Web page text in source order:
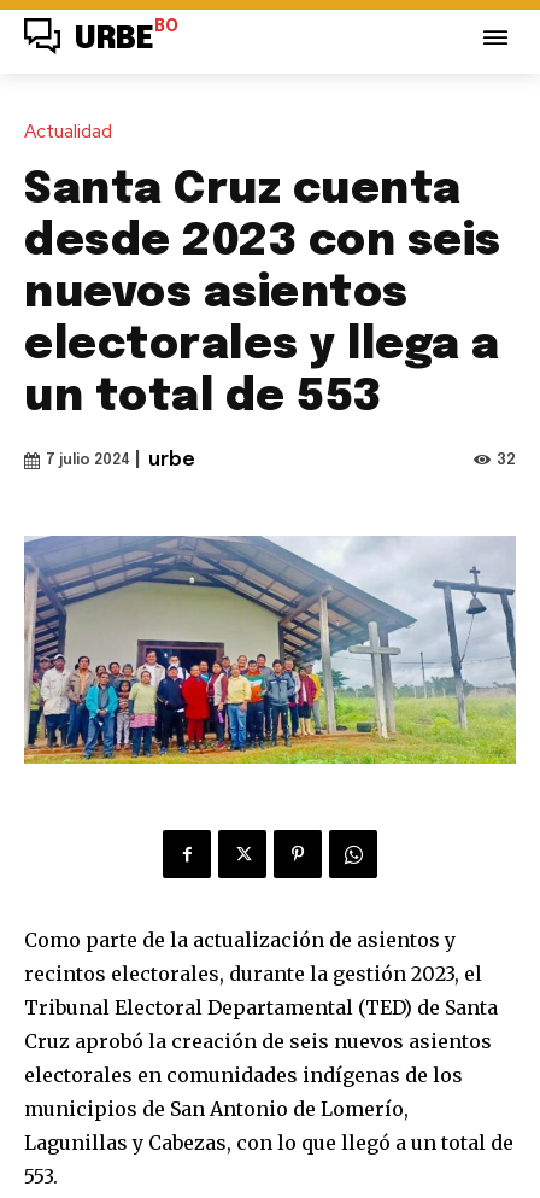
URBE BO
Actualidad
Santa Cruz cuenta
desde 2023 con seis
nuevos asientos
electorales y llega a
un total de 553
7 julio 2024 urbe 32
Como parte de la actualización de asientos y
recintos electorales, durante la gestión 2023, el
Tribunal Electoral Departamental (TED) de Santa
Cruz aprobó la creación de seis nuevos asientos
electorales en comunidades indígenas de los
municipios de San Antonio de Lomerío,
Lagunillas y Cabezas, con lo que llegó a un total de
553.